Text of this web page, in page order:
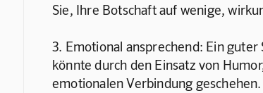
Sie, Ihre Botschaft auf wenige,
3. Emotional ansprechend: Ein
könnte durch den Einsatz von
emotionalen Verbindung geschehen.